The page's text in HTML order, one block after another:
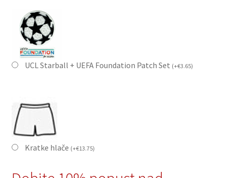
UCL Starball + UEFA Foundation Patch Set (+€3.65)
Kratke hlače (+€13.75)